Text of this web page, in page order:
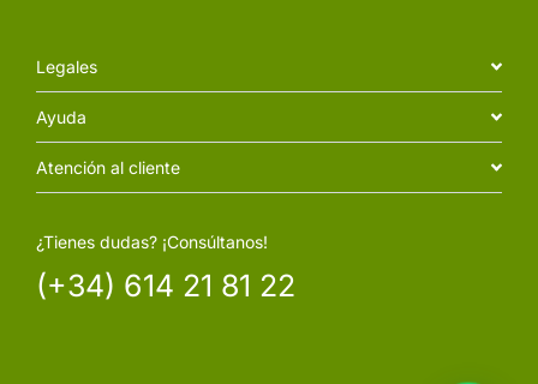
Legales
Ayuda
Atención al cliente
¿Tienes dudas? ¡Consúltanos!
(+34) 614 21 81 22